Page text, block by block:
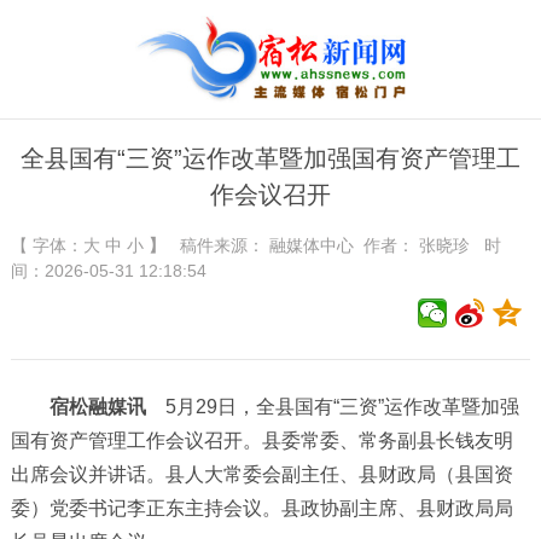
全县国有“三资”运作改革暨加强国有资产管理工
作会议召开
【 字体： 大 中 小】 稿件来源： 融媒体中心作者： 张晓珍 时
间：2026-05-31 12:18:54
宿松融媒讯5月29日，全县国有“三资”运作改革暨加强
国有资产管理工作会议召开。县委常委、常务副县长钱友明
出席会议并讲话。县人大常委会副主任、县财政局（县国资
委）党委书记李正东主持会议。县政协副主席、县财政局局